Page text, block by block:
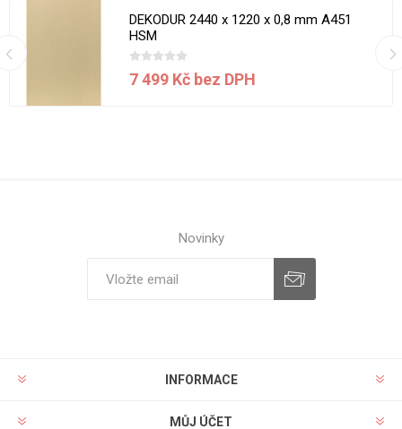
DEKODUR 2440 x 1220 x 0,8 mm A451
HSM
7 499 Kč bez DPH
Novinky
INFORMACE
MŮJ ÚČET